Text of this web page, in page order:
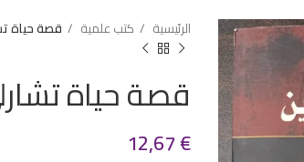
الرئيسية كتب علمية قصة حياة
قصة حياة
12,67€